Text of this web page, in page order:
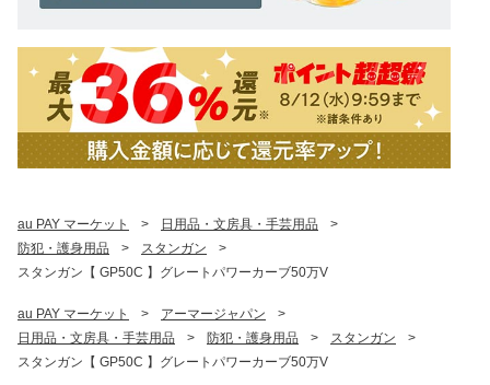
au PAY マーケット > 日用品・文房具・手芸用品
>
防犯・護身用品
> スタンガン
>
スタンガン【 GP50C 】グレートパワーカーブ50万V
au PAY マーケット > アーマージャパン
>
日用品・文房具・手芸用品
> 防犯・護身用品 > スタンガン
>
スタンガン【 GP50C 】グレートパワーカーブ50万V